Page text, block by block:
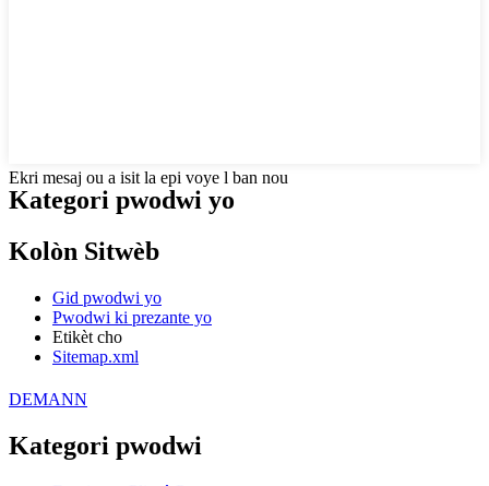
Ekri mesaj ou a isit la epi voye l ban nou
Kategori pwodwi yo
Kolòn Sitwèb
Gid pwodwi yo
Pwodwi ki prezante yo
Etikèt cho
Sitemap.xml
DEMANN
Kategori pwodwi